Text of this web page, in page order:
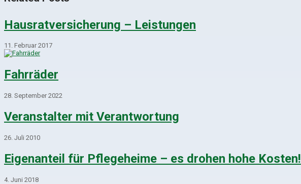
Hausratversicherung – Leistungen
11. Februar 2017
Fahrräder
28. September 2022
Veranstalter mit Verantwortung
26. Juli 2010
Eigenanteil für Pflegeheime – es drohen hohe Kosten!
4. Juni 2018